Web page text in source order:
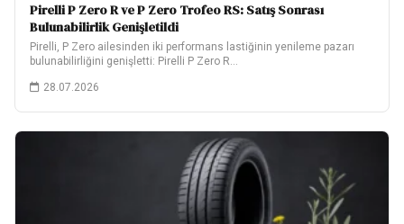
Pirelli P Zero R ve P Zero Trofeo RS: Satış Sonrası
Bulunabilirlik Genişletildi
Pirelli, P Zero ailesinden iki performans lastiğinin yenileme pazarı
bulunabilirliğini genişletti: Pirelli P Zero R…
28.07.2026